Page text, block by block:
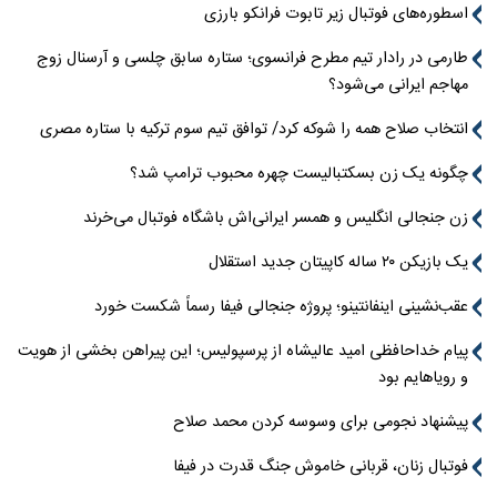
اسطوره‌های فوتبال زیر تابوت فرانکو بارزی
طارمی در رادار تیم مطرح فرانسوی؛ ستاره سابق چلسی و آرسنال زوج
مهاجم ایرانی می‌شود؟
انتخاب صلاح همه را شوکه کرد/ توافق تیم سوم ترکیه با ستاره مصری
چگونه یک زن بسکتبالیست چهره محبوب ترامپ شد؟
زن جنجالی انگلیس و همسر ایرانی‌اش باشگاه فوتبال می‌خرند
یک بازیکن ۲۰ ساله کاپیتان جدید استقلال
عقب‌نشینی اینفانتینو؛ پروژه جنجالی فیفا رسماً شکست خورد
پیام خداحافظی امید عالیشاه از پرسپولیس؛ این پیراهن بخشی از هویت
و رویاهایم بود
پیشنهاد نجومی برای وسوسه کردن محمد صلاح
فوتبال زنان، قربانی خاموش جنگ قدرت در فیفا